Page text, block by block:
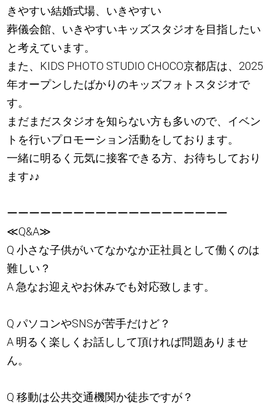
きやすい結婚式場、いきやすい
葬儀会館、いきやすいキッズスタジオを目指したい
と考えています。
また、KIDS PHOTO STUDIO CHOCO京都店は、2025
年オープンしたばかりのキッズフォトスタジオで
す。
まだまだスタジオを知らない方も多いので、イベン
トを行いプロモーション活動をしております。
一緒に明るく元気に接客できる方、お待ちしており
ます♪♪
ーーーーーーーーーーーーーーーーーーーー
≪Q&A≫
Q 小さな子供がいてなかなか正社員として働くのは
難しい？
A 急なお迎えやお休みでも対応致します。
Q パソコンやSNSが苦手だけど？
A 明るく楽しくお話しして頂ければ問題ありませ
ん。
Q 移動は公共交通機関か徒歩ですが？